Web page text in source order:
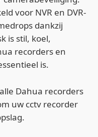
voor NVR en DVR-
dankzij
is stil, koel,
recorders en
is.
Dahua recorders
uw cctv recorder